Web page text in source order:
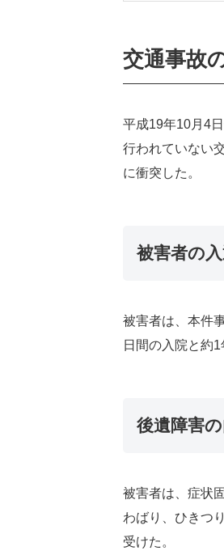
交通事故
平成19年10月4
行われていない
に衝突した。
被害者の
被害者は、本件
日間の入院と約
後遺障害
被害者は、症状
わばり、ひきつ
受けた。